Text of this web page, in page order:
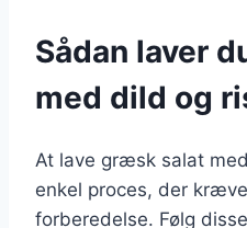
Sådan laver
med dild og
At lave græsk salat
enkel proces, der
forberedelse. Følg